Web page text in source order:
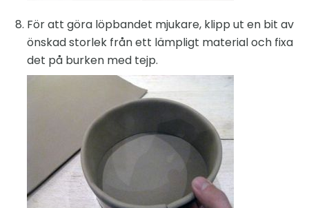
För att göra löpbandet mjukare, klipp ut en bit av
önskad storlek från ett lämpligt material och fixa
det på burken med tejp.